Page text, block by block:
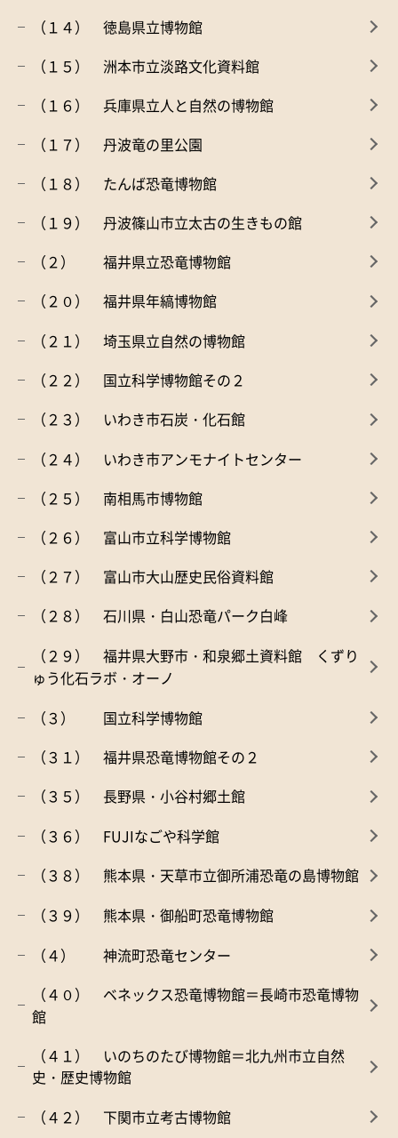
（１４） 徳島県立博物館
（１５） 洲本市立淡路文化資料館
（１６） 兵庫県立人と自然の博物館
（１７） 丹波竜の里公園
（１８） たんば恐竜博物館
（１９） 丹波篠山市立太古の生きもの館
（２） 福井県立恐竜博物館
（２０） 福井県年縞博物館
（２１） 埼玉県立自然の博物館
（２２） 国立科学博物館その２
（２３） いわき市石炭・化石館
（２４） いわき市アンモナイトセンター
（２５） 南相馬市博物館
（２６） 富山市立科学博物館
（２７） 富山市大山歴史民俗資料館
（２８） 石川県・白山恐竜パーク白峰
（２９） 福井県大野市・和泉郷土資料館 くずり
ゅう化石ラボ・オーノ
（３） 国立科学博物館
（３１） 福井県恐竜博物館その２
（３５） 長野県・小谷村郷土館
（３６） FUJIなごや科学館
（３８） 熊本県・天草市立御所浦恐竜の島博物館
（３９） 熊本県・御船町恐竜博物館
（４） 神流町恐竜センター
（４０） ベネックス恐竜博物館＝長崎市恐竜博物
館
（４１） いのちのたび博物館＝北九州市立自然
史・歴史博物館
（４２） 下関市立考古博物館